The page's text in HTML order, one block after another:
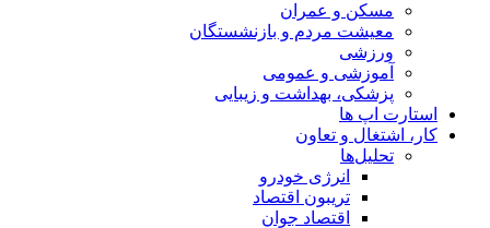
مسکن و عمران
معیشت مردم و بازنشستگان
ورزشی
آموزشی و عمومی
پزشکی، بهداشت و زیبایی
استارت اپ ها
کار، اشتغال و تعاون
تحلیل‌ها
انرژی خودرو
تریبون اقتصاد
اقتصاد جوان